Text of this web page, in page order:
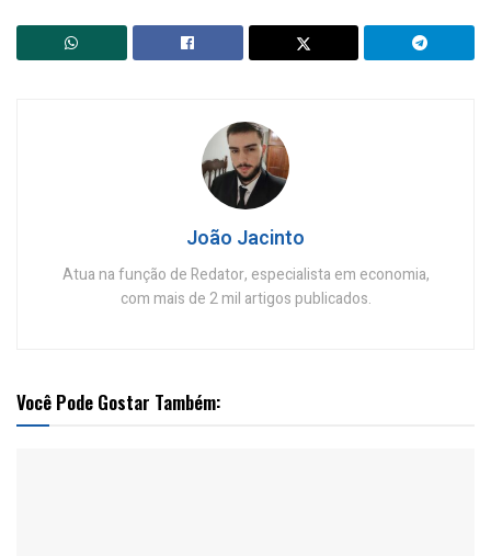
João Jacinto
Atua na função de Redator, especialista em economia,
com mais de 2 mil artigos publicados.
Você Pode Gostar Também: